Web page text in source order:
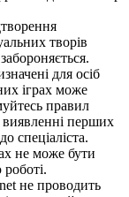
творів
для осіб
іграх може
правил
виявленні перших
спеціаліста.
не може бути
не проводить